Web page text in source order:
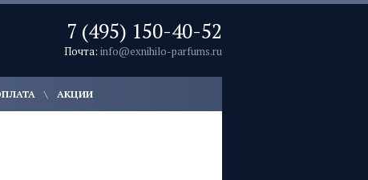
7 (495) 150-40-52
Почта: info@exnihilo-parfums.ru
АКЦИИ